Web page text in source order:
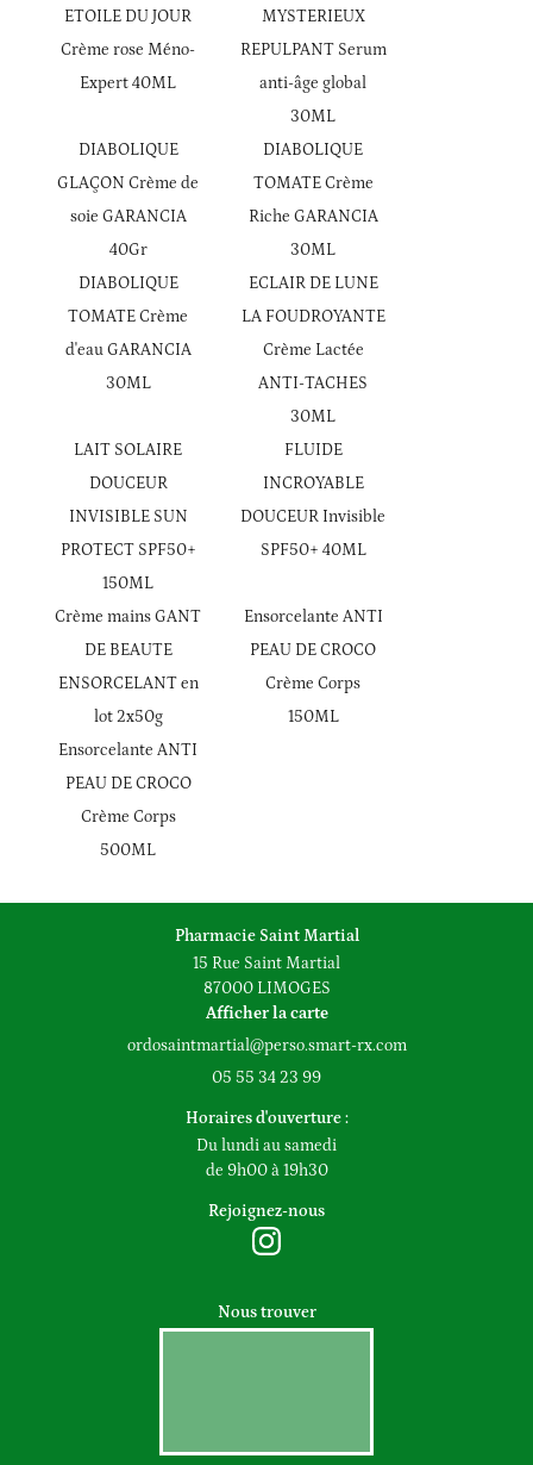
ETOILE DU JOUR
Crème rose Méno-
Expert 40ML
MYSTERIEUX
REPULPANT Serum
anti-âge global
30ML
DIABOLIQUE
GLAÇON Crème de
soie GARANCIA
40Gr
DIABOLIQUE
TOMATE Crème
Riche GARANCIA
30ML
DIABOLIQUE
TOMATE Crème
d'eau GARANCIA
30ML
ECLAIR DE LUNE
LA FOUDROYANTE
Crème Lactée
ANTI-TACHES
30ML
LAIT SOLAIRE
DOUCEUR
INVISIBLE SUN
PROTECT SPF50+
150ML
FLUIDE
INCROYABLE
DOUCEUR Invisible
SPF50+ 40ML
Crème mains GANT
DE BEAUTE
ENSORCELANT en
lot 2x50g
Ensorcelante ANTI
PEAU DE CROCO
Crème Corps
150ML
Ensorcelante ANTI
PEAU DE CROCO
Crème Corps
500ML
Pharmacie Saint Martial
15 Rue Saint Martial
87000 LIMOGES
Afficher la carte
05 55 34 23 99
Horaires d'ouverture :
Du lundi au samedi
de 9h00 à 19h30
Rejoignez-nous
Nous trouver